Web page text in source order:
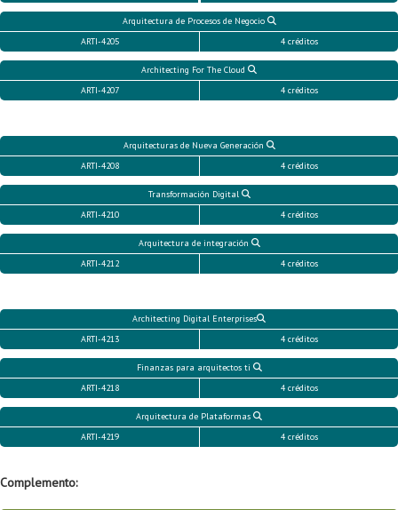
Arquitectura de Procesos de Negocio
ARTI-4205
4 créditos
Architecting For The Cloud
ARTI-4207
4 créditos
Arquitecturas de Nueva Generación
ARTI-4208
4 créditos
Transformación Digital
ARTI-4210
4 créditos
Arquitectura de integración
ARTI-4212
4 créditos
Architecting Digital Enterprises
ARTI-4213
4 créditos
Finanzas para arquitectos ti
ARTI-4218
4 créditos
Arquitectura de Plataformas
ARTI-4219
4 créditos
Complemento: